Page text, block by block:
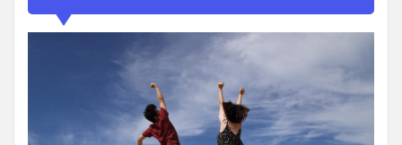
すめ
家庭